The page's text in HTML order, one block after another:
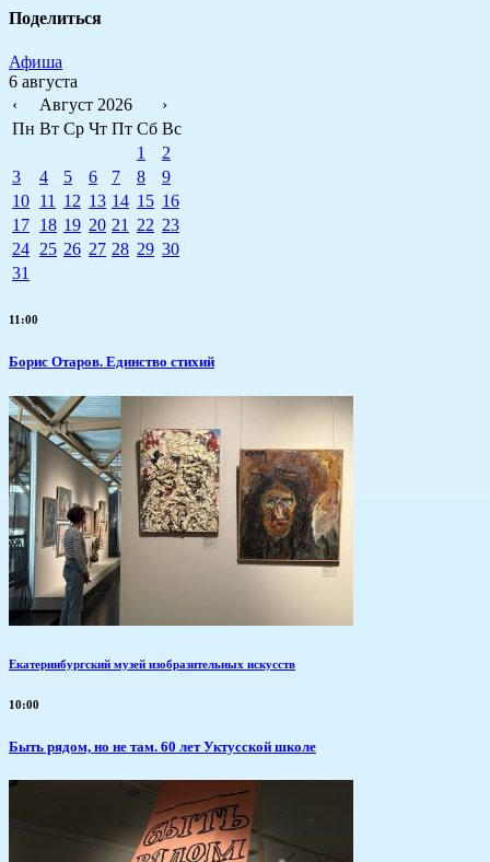
Поделиться
Афиша
6 августа
‹
Август 2026
›
Пн Вт Ср Чт Пт Сб Вс
1
2
3
4 5 6 7 8
9
10 11 12 13 14 15 16
17 18 19 20 21 22 23
24 25 26 27 28 29 30
31
11:00
Борис Отаров. Единство стихий
Екатеринбургский музей изобразительных искусств
10:00
Быть рядом, но не там. 60 лет Уктусской школе